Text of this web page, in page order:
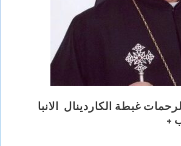
غبطة الكاردينال الانبا
+